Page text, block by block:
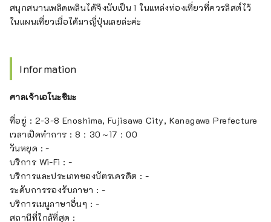
สนุกสนานเพลิดเพลินได้จึงนับเป็น 1 ในแหล่งท่องเที่ยวที่ควรลิสต์ไว้
ในแผนเที่ยวเมื่อได้มาญี่ปุ่นเลยล่ะค่ะ
Information
ศาลเจ้าเอโนะชิมะ
ที่อยู่ : 2-3-8 Enoshima, Fujisawa City, Kanagawa Prefecture
เวลาเปิดทำการ : 8：30～17：00
วันหยุด : -
บริการ Wi-Fi : -
บริการและประเภทของบัตรเครดิต : -
ระดับการรองรับภาษา : -
บริการเมนูภาษาอื่นๆ : -
สถานีที่ใกล้ที่สุด :